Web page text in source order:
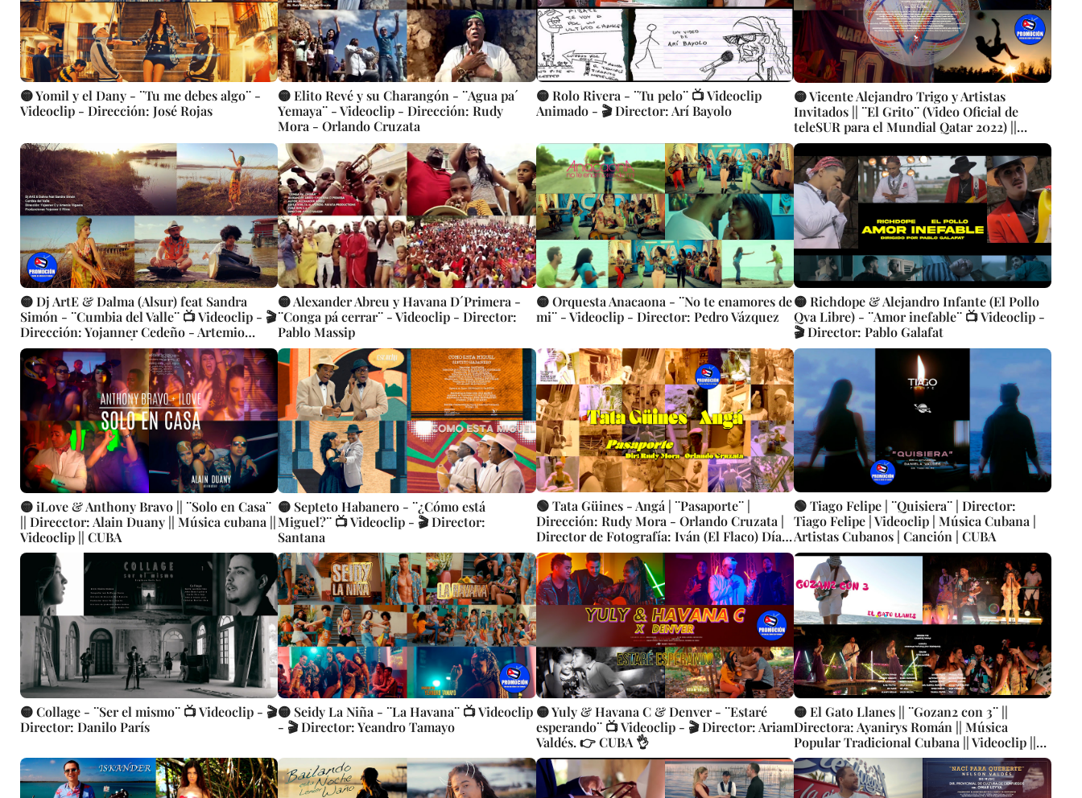
🟡 Yomil y el Dany - ¨Tu me debes algo¨ -
Videoclip - Dirección: José Rojas
🟡 Elito Revé y su Charangón - ¨Agua pa´
Yemaya¨ - Videoclip - Dirección: Rudy
Mora - Orlando Cruzata
🟡 Rolo Rivera - ¨Tu pelo¨ 📺 Videoclip
Animado - 🎬 Director: Arí Bayolo
🟡 Vicente Alejandro Trigo y Artistas
Invitados || ¨El Grito¨ (Video Oficial de
teleSUR para el Mundial Qatar 2022) ||
Director: Mauricio Figueiral || Música
cubana || Videoclip || CUBA
🟡 Dj ArtE & Dalma (Alsur) feat Sandra
Simón - ¨Cumbia del Valle¨ 📺 Videoclip - 🎬
Dirección: Yojanner Cedeño - Artemio
Viguera 👉 CUBA 👌
🟡 Alexander Abreu y Havana D´Primera -
¨Conga pá cerrar¨ - Videoclip - Director:
Pablo Massip
🟡 Orquesta Anacaona - ¨No te enamores de
mi¨ - Videoclip - Director: Pedro Vázquez
🟡 Richdope & Alejandro Infante (El Pollo
Qva Libre) - ¨Amor inefable¨ 📺 Videoclip -
🎬 Director: Pablo Galafat
🟡 iLove & Anthony Bravo || ¨Solo en Casa¨
|| Direcctor: Alain Duany || Música cubana ||
Videoclip || CUBA
🟡 Septeto Habanero - ¨¿Cómo está
Miguel?¨ 📺 Videoclip - 🎬 Director:
Santana
🟢 Tata Güines - Angá | ¨Pasaporte¨ |
Dirección: Rudy Mora - Orlando Cruzata |
Director de Fotografía: Iván (El Flaco) Díaz
| Edición: Rudy Mora | Videoclip | Música
Popular Bailable Cubana | Artistas Cubanos
| CUBA
🟢 Tiago Felipe | ¨Quisiera¨ | Director:
Tiago Felipe | Videoclip | Música Cubana |
Artistas Cubanos | Canción | CUBA
🟡 Collage - ¨Ser el mismo¨ 📺 Videoclip - 🎬
Director: Danilo París
🟡 Seidy La Niña - ¨La Havana¨ 📺 Videoclip
- 🎬 Director: Yeandro Tamayo
🟡 Yuly & Havana C & Denver - ¨Estaré
esperando¨ 📺 Videoclip - 🎬 Director: Ariam
Valdés. 👉 CUBA 👌
🟡 El Gato Llanes || ¨Gozan2 con 3¨ ||
Directora: Ayanirys Román || Música
Popular Tradicional Cubana || Videoclip ||
CUBA